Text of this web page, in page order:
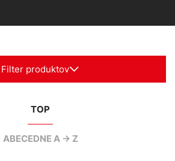
Filter produktov
TOP
ABECEDNE A -> Z